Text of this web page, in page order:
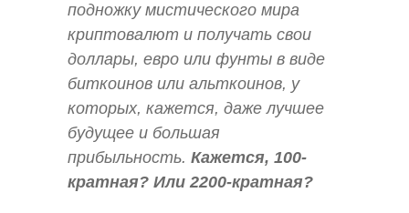
подножку мистического мира
криптовалют и получать свои
доллары, евро или фунты в виде
биткоинов или альткоинов, у
которых, кажется, даже лучшее
будущее и большая
прибыльность. Кажется, 100-
кратная? Или 2200-кратная?